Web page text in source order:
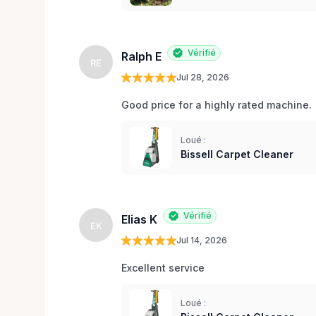
RE Ralph E Vérifié
Jul 28, 2026
Good price for a highly rated machine.
Loué :
Bissell Carpet Cleaner
EK Elias K Vérifié
Jul 14, 2026
Excellent service
Loué :